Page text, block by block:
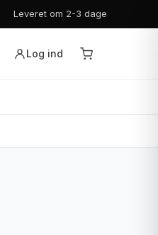
Leveret om 2-3 dage
Log ind